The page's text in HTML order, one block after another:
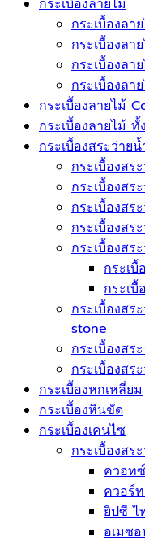
กระเบื้องลายไม้
กระเบื้องลา
กระเบื้องลา
กระเบื้องลา
กระเบื้องลา
กระเบื้องลายไม้
กระเบื้องลายไม้ ทั้
กระเบื้องสระว่าย
กระเบื้องสร
กระเบื้องสร
กระเบื้องสร
กระเบื้องสร
กระเบื้องส
กระเ
กระเบื้
กระเบื้องสร
stone
กระเบื้องสร
กระเบื้องสร
กระเบื้องหกเหลี่ยม
กระเบื้องหินขัด
กระเบื้องเคนไซ
กระเบื้องสร
ควอท
ควอร์ท
ยิปซี ไ